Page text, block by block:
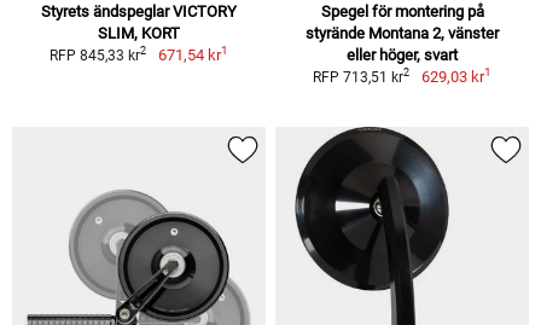
Styrets ändspeglar VICTORY
SLIM, KORT
RFP 845,33 kr2 671,54 kr1
Spegel för montering på
styrände Montana 2, vänster
eller höger, svart
RFP 713,51 kr2 629,03 kr1